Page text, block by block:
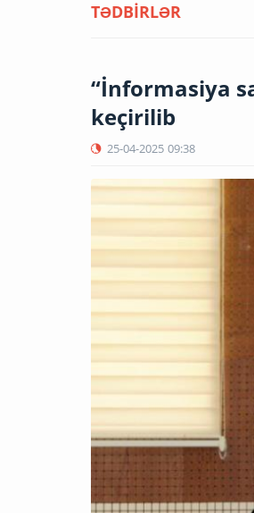
TƏDBİRLƏR
“İnformasiya
keçirilib
25-04-2025 09:38